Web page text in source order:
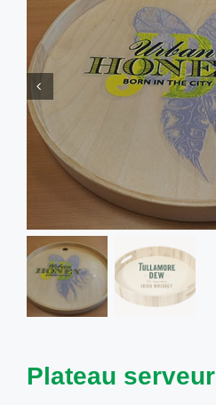
Contactez-nous
Mon compte
Panier
Plateau serveur